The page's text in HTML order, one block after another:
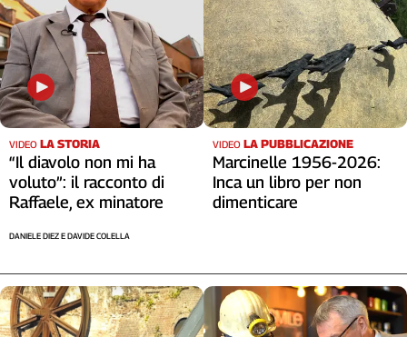
VIDEO LA STORIA
“Il diavolo non mi ha
voluto”: il racconto di
Raffaele, ex minatore
DANIELE DIEZ E DAVIDE COLELLA
VIDEO LA PUBBLICAZIONE
Marcinelle 1956-2026:
Inca un libro per non
dimenticare